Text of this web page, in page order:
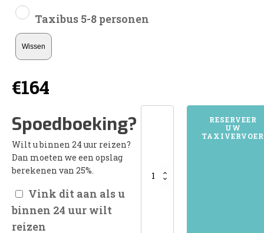
Taxibus 5-8 personen
Wissen
€164
Spoedboeking?
Wilt u binnen 24 uur reizen?
Dan moeten we een opslag
berekenen van 25%.
Vink dit aan als u
binnen 24 uur wilt
reizen
RESERVEER
UW
TAXIVERVOER